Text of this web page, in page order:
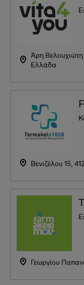
Άρη
Ελλάδα
Βενιζέλου 15,
Γεωργίου